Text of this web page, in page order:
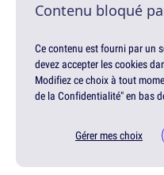
Contenu bloqué
Ce contenu est fourni par un
devez accepter les cookies
Modifiez ce choix à tout
de la Confidentialité" en bas
Gérer mes choix